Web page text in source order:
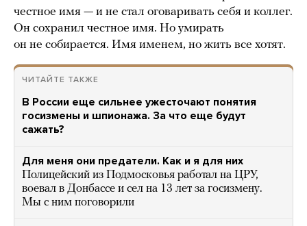
честное имя — и не стал оговаривать себя и коллег.
Он сохранил честное имя. Но умирать
он не собирается. Имя именем, но жить все хотят.
ЧИТАЙТЕ ТАКЖЕ
В России еще сильнее ужесточают понятия
госизмены и шпионажа. За что еще будут
сажать?
Для меня они предатели. Как и я для них
Полицейский из Подмосковья работал на ЦРУ,
воевал в Донбассе и сел на 13 лет за госизмену.
Мы с ним поговорили